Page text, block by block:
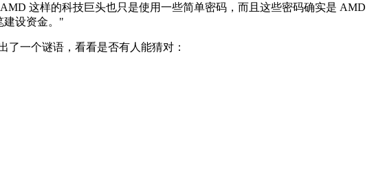
这样的科技巨头也只是使用一些简单密码，而且这些密码确实是 AMD
建设资金。"
了一个谜语，看看是否有人能猜对：